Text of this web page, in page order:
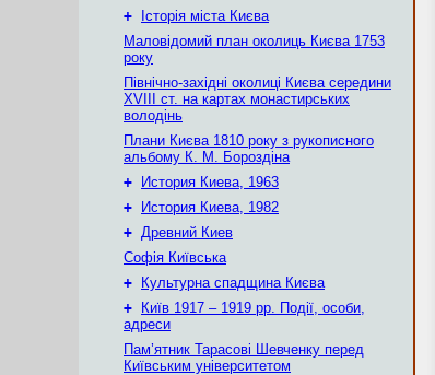
+
Історія міста Києва
Маловідомий план околиць Києва 1753
року
Північно-західні околиці Києва середини
XVIII ст. на картах монастирських
володінь
Плани Києва 1810 року з рукописного
альбому К. М. Бороздіна
+
История Киева, 1963
+
История Киева, 1982
+ Древний Киев
Софія Київська
+
Культурна спадщина Києва
+
Київ 1917 – 1919 рр. Події, особи,
адреси
Пам’ятник Тарасові Шевченку перед
Київським університетом